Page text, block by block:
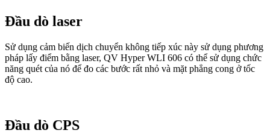
Đầu dò laser
Sử dụng cảm biến dịch chuyển không tiếp xúc này sử dụng phương
pháp lấy điểm bằng laser, QV Hyper WLI 606 có thể sử dụng chức
năng quét của nó để đo các bước rất nhỏ và mặt phẳng cong ở tốc
độ cao.
Đầu dò CPS